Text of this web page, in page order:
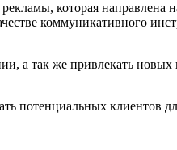
которая направлена
коммуникативного
а так же привлекать
потенциальных клиентов